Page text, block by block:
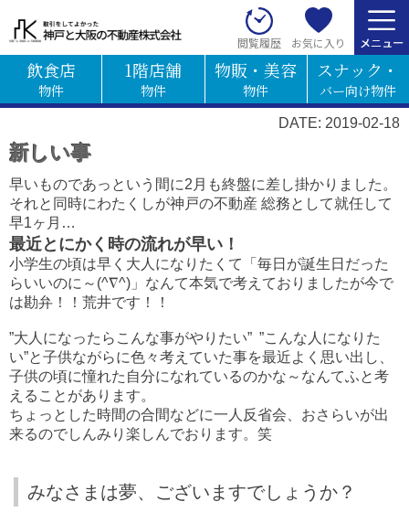
閲覧履歴 お気に入り
飲食店
物件
1階店舗
物件
物販・美容
物件
スナック・
バー向け物件
DATE: 2019-02-18
新しい事
早いものであっという間に2月も終盤に差し掛かりました。
それと同時にわたくしが神戸の不動産 総務として就任して
早1ヶ月…
最近とにかく時の流れが早い！
小学生の頃は早く大人になりたくて「毎日が誕生日だった
らいいのに～(^∇^)」なんて本気で考えておりましたが今で
は勘弁！！荒井です！！
”大人になったらこんな事がやりたい” ”こんな人になりた
い”と子供ながらに色々考えていた事を最近よく思い出し、
子供の頃に憧れた自分になれているのかな～なんてふと考
えることがあります。
ちょっとした時間の合間などに一人反省会、おさらいが出
来るのでしんみり楽しんでおります。笑
みなさまは夢、ございますでしょうか？